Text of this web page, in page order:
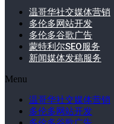
温哥华社交媒体营销
多伦多网站开发
多伦多谷歌广告
蒙特利尔SEO服务
新闻媒体发稿服务
Menu
温哥华社交媒体营销
多伦多网站开发